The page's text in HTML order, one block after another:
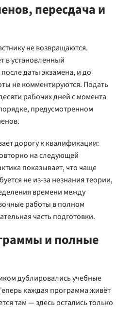
пересдача и
не возвращаются.
в установленный
даты экзамена, и до
не комментируются. Подать
рабочих дней с момента
предусмотренном
дорогу к квалификации:
на следующей
показывает, что чаще
не из-за незнания теории,
времени между
работы в полном
часть подготовки.
и полные
дублировались учебные
каждая программа живёт
там — здесь остались только